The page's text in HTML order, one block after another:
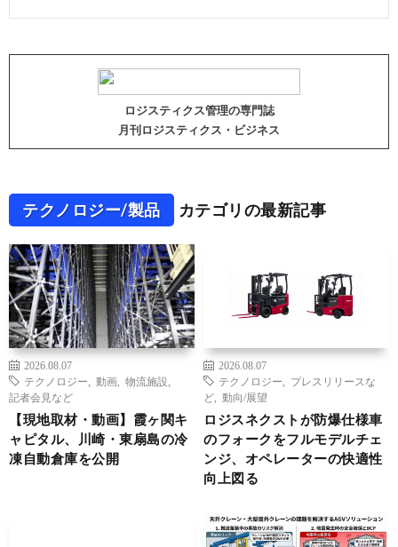
ロジスティクス管理の専門誌
月刊ロジスティクス・ビジネス
テクノロジー/製品 カテゴリの最新記事
2026.08.07
テクノロジー
動画 物流施設
記者会見など
【現地取材・動画】霞ヶ関キ
ャピタル、川崎・東扇島の冷
凍自動倉庫を公開
2026.08.07
テクノロジー
プレスリリースな
ど
動向/展望
ロジスネクストが防爆仕様車
のフォークをフルモデルチェ
ンジ、オペレーターの快適性
向上図る